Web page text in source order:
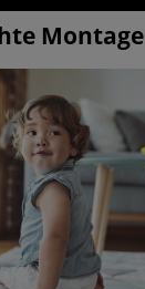
Montage